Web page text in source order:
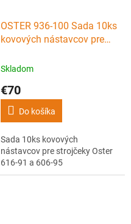
OSTER 936-100 Sada 10ks
kovových nástavcov pre
606-95
Skladom
€70
Do košíka
Sada 10ks kovových
nástavcov pre strojčeky Oster
616-91 a 606-95